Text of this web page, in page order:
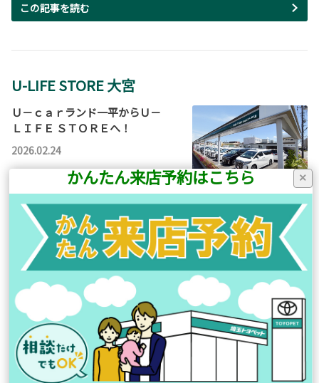
この記事を読む
U-LIFE STORE 大宮
Ｕ－ｃａｒランド一平からＵ－
ＬＩＦＥ ＳＴＯＲＥへ！
2026.02.24
みなさまこんにちは！ 埼玉トヨペッ
長兼 サウナ部部長兼 キャ…
この記事を読む
U-LIFE STORE 大宮の在庫を見る
×
かんたん来店予約はこちら